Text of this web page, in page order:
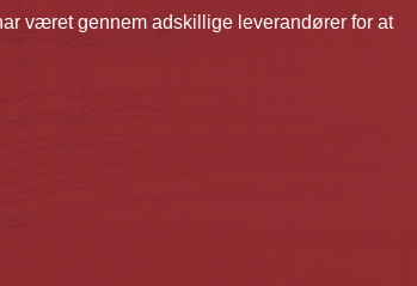
været gennem adskillige leverandører for at